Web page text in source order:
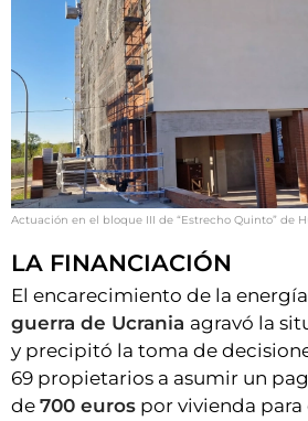
Actuación en el bloque III de “Estrecho Quinto” de
LA FINANCIACIÓN
El encarecimiento de la
guerra de Ucrania agravó la
y precipitó la toma de
69 propietarios a asumir un
de 700 euros por vivienda